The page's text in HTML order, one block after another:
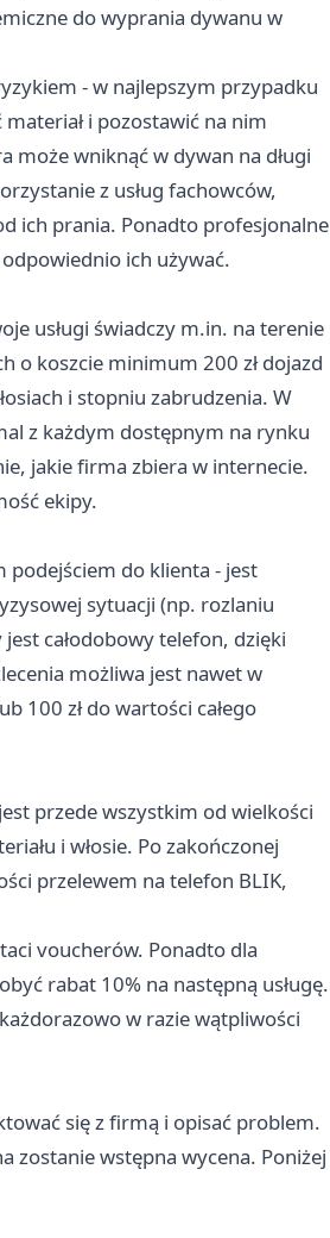
do wyprania dywanu w
- w najlepszym przypadku
i pozostawić na nim
może wniknąć w dywan na długi
z usług fachowców,
ich prania. Ponadto profesjonalne
ich używać.
usługi świadczy m.in. na terenie
o koszcie minimum 200 zł dojazd
i stopniu zabrudzenia. W
z każdym dostępnym na rynku
jakie firma zbiera w internecie.
ekipy.
podejściem do klienta - jest
sytuacji (np. rozlaniu
całodobowy telefon, dzięki
możliwa jest nawet w
100 zł do wartości całego
przede wszystkim od wielkości
i włosie. Po zakończonej
przelewem na telefon BLIK,
voucherów. Ponadto dla
rabat 10% na następną usługę.
w razie wątpliwości
się z firmą i opisać problem.
zostanie wstępna wycena. Poniżej